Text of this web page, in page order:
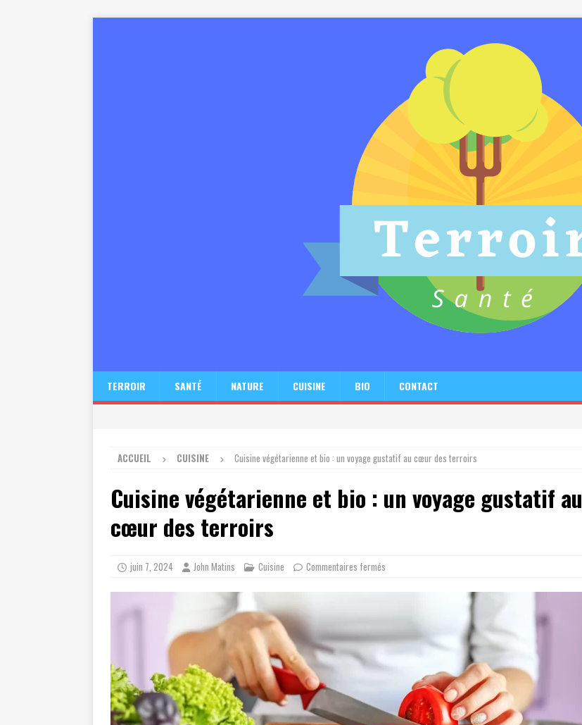
TERROIR SANTÉ NATURE CUISINE BIO CONTACT
ACCUEIL CUISINE Cuisine végétarienne et bio : un voyage gustatif au cœur des terroirs
Cuisine végétarienne et bio : un voyage gustatif au
cœur des terroirs
juin 7, 2024 John Matins Cuisine Commentaires fermés